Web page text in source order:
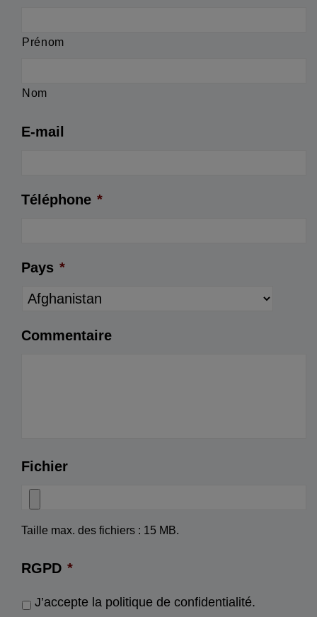
Prénom
Nom
E-mail
Téléphone *
Pays *
Commentaire
Fichier
Taille max. des fichiers : 15 MB.
RGPD *
J’accepte la politique de confidentialité.